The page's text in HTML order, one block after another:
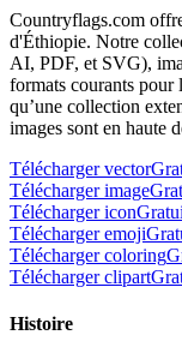
Countryflags.com
d'Éthiopie. Notre
AI, PDF, et SVG),
formats courants pour
qu’une collection
images sont en haute
Télécharger vector
Télécharger image
Télécharger icon
Télécharger emoji
Télécharger coloring
Télécharger clipart
Histoire